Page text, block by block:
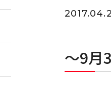
～9月